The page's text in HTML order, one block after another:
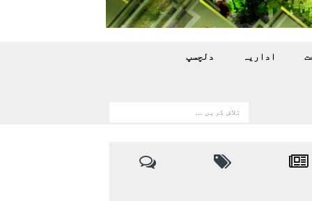
اداريہ دلچسپ